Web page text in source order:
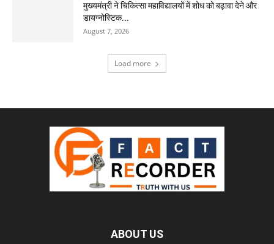
मुख्यमंत्री ने चिकित्सा महाविद्यालयों में शोध को बढ़ावा देने और
डायग्नोस्टिक...
August 7, 2026
Load more
ABOUT US